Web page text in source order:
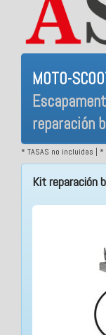
MOTO-
Kit
agua
MOTO-
reparación
* TASAS no incluidas | *
Kit reparación